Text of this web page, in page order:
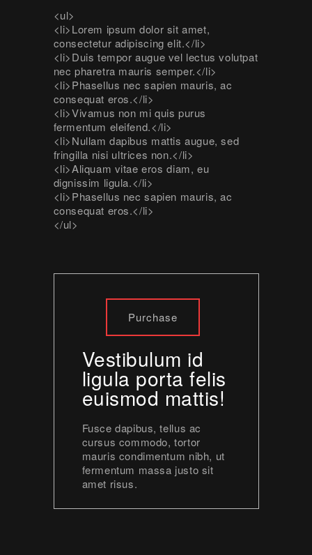
<ul>
<li>Lorem ipsum dolor sit amet,
consectetur adipiscing elit.</li>
<li>Duis tempor augue vel lectus volutpat
nec pharetra mauris semper.</li>
<li>Phasellus nec sapien mauris, ac
consequat eros.</li>
<li>Vivamus non mi quis purus
fermentum eleifend.</li>
<li>Nullam dapibus mattis augue, sed
fringilla nisi ultrices non.</li>
<li>Aliquam vitae eros diam, eu
dignissim ligula.</li>
<li>Phasellus nec sapien mauris, ac
consequat eros.</li>
</ul>
Purchase
Vestibulum id
ligula porta felis
euismod mattis!
Fusce dapibus, tellus ac
cursus commodo, tortor
mauris condimentum nibh, ut
fermentum massa justo sit
amet risus.